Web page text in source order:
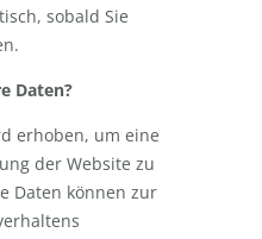
sobald Sie
Daten?
erhoben, um eine
der Website zu
Daten können zur